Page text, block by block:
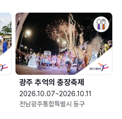
광주 추억의 충장축제
2026.10.07~2026.10.11
전남광주통합특별시 동구